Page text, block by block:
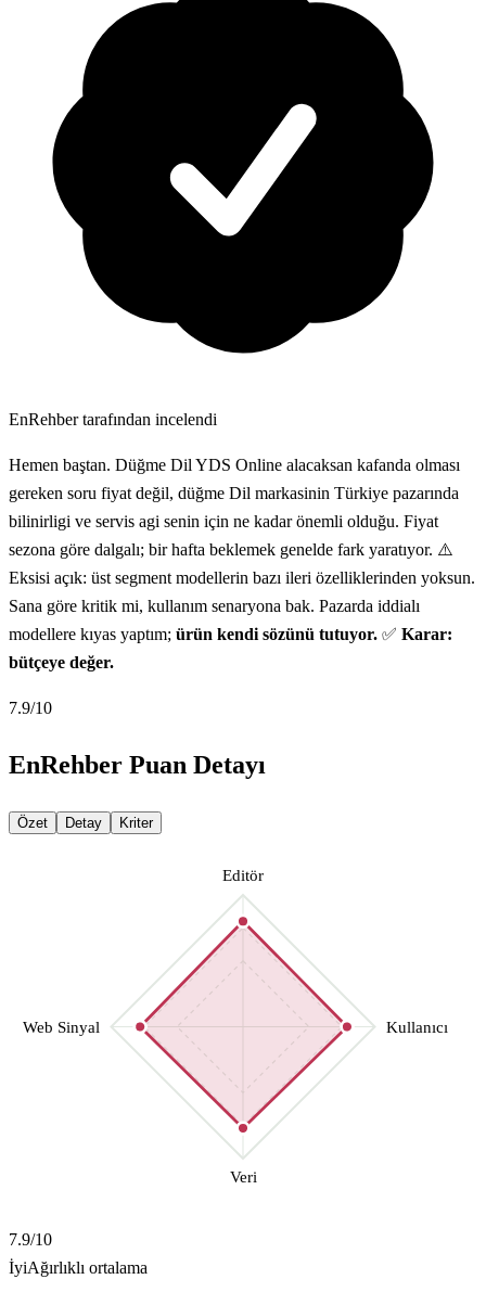
EnRehber tarafından incelendi
Hemen baştan. Düğme Dil YDS Online alacaksan kafanda olması
gereken soru fiyat değil, düğme Dil markasinin Türkiye pazarında
bilinirligi ve servis agi senin için ne kadar önemli olduğu. Fiyat
sezona göre dalgalı; bir hafta beklemek genelde fark yaratıyor. ⚠️
Eksisi açık: üst segment modellerin bazı ileri özelliklerinden yoksun.
Sana göre kritik mi, kullanım senaryona bak. Pazarda iddialı
modellere kıyas yaptım; ürün kendi sözünü tutuyor. ✅ Karar:
bütçeye değer.
7.9/10
EnRehber Puan Detayı
Özet Detay Kriter
Editör
Kullanıcı
Veri
Web Sinyal
7.9/10
İyiAğırlıklı ortalama